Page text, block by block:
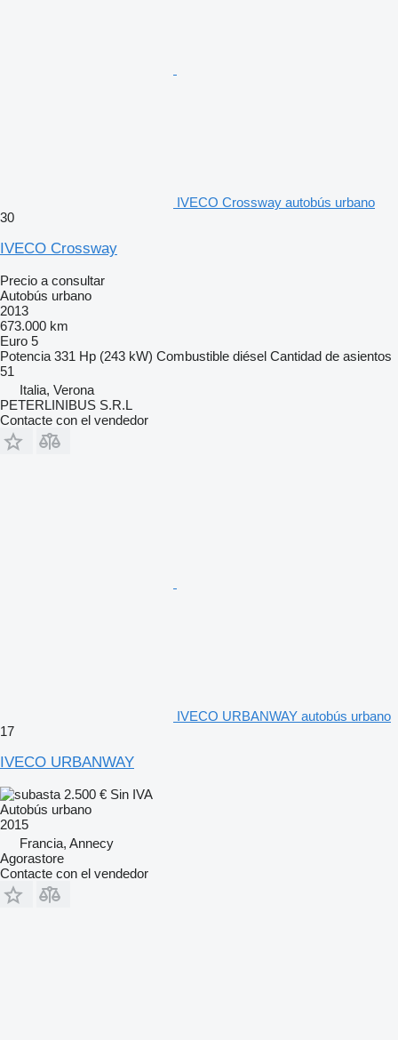
IVECO Crossway autobús urbano
30
IVECO Crossway
Precio a consultar
Autobús urbano
2013
673.000 km
Euro 5
Potencia 331 Hp (243 kW) Combustible diésel Cantidad de asientos
51
Italia, Verona
PETERLINIBUS S.R.L
Contacte con el vendedor
IVECO URBANWAY autobús urbano
17
IVECO URBANWAY
2.500 € Sin IVA
Autobús urbano
2015
Francia, Annecy
Agorastore
Contacte con el vendedor